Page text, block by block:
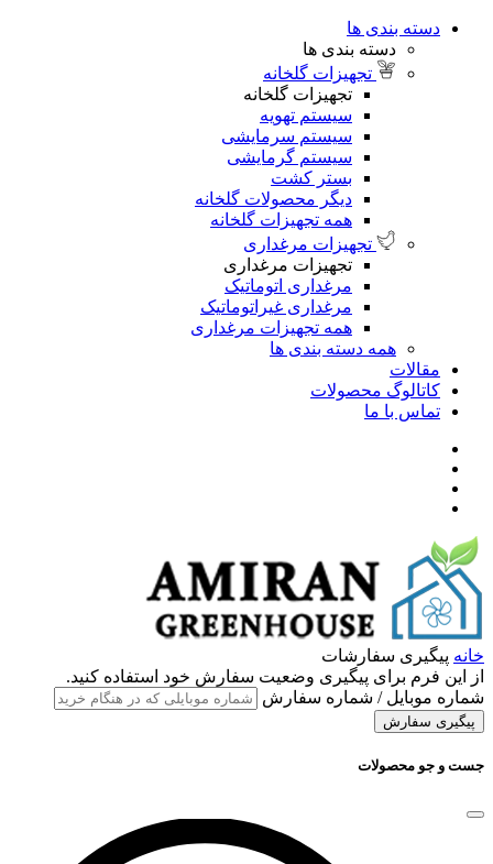
دسته بندی ها
دسته بندی ها
تجهیزات گلخانه
تجهیزات گلخانه
سیستم تهویه
سیستم سرمایشی
سیستم گرمایشی
بستر کشت
دیگر محصولات گلخانه
همه تجهیزات گلخانه
تجهیزات مرغداری
تجهیزات مرغداری
مرغداری اتوماتیک
مرغداری غیراتوماتیک
همه تجهیزات مرغداری
همه دسته بندی ها
مقالات
کاتالوگ محصولات
تماس با ما
خانه پیگیری سفارشات
از این فرم برای پیگیری وضعیت سفارش خود استفاده کنید.
شماره موبایل / شماره سفارش
پیگیری سفارش
جست و جو محصولات